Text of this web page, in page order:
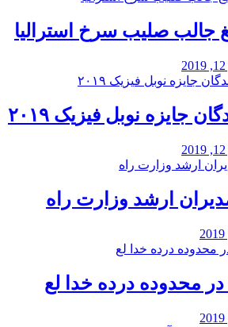
جالب صلیب سرخ استرالیا
جایزه نوبل فیزیک ۲۰۱۹
ارشد وزارت راه
محدوده درده خدا لع